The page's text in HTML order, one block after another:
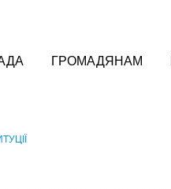
ГРОМАДЯНАМ